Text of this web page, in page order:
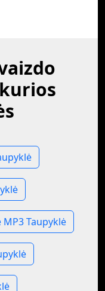
MP3 Taupyklė